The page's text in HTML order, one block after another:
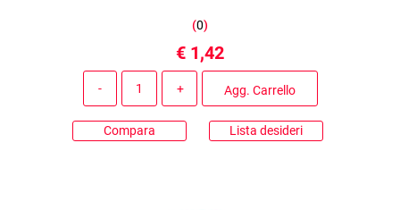
(0)
€ 1,42
Agg. Carrello
Compara Lista desideri